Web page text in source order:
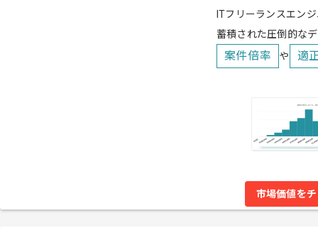
ITフリーランスエン
蓄積された圧倒的な
案件倍率 や 適
市場価値を